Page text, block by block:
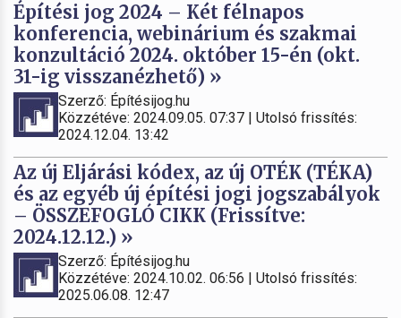
Építési jog 2024 – Két félnapos
konferencia, webinárium és szakmai
konzultáció 2024. október 15-én (okt.
31-ig visszanézhető) »
Szerző: Építésijog.hu
Közzétéve: 2024.09.05. 07:37 | Utolsó frissítés:
2024.12.04. 13:42
Az új Eljárási kódex, az új OTÉK (TÉKA)
és az egyéb új építési jogi jogszabályok
– ÖSSZEFOGLÓ CIKK (Frissítve:
2024.12.12.) »
Szerző: Építésijog.hu
Közzétéve: 2024.10.02. 06:56 | Utolsó frissítés:
2025.06.08. 12:47